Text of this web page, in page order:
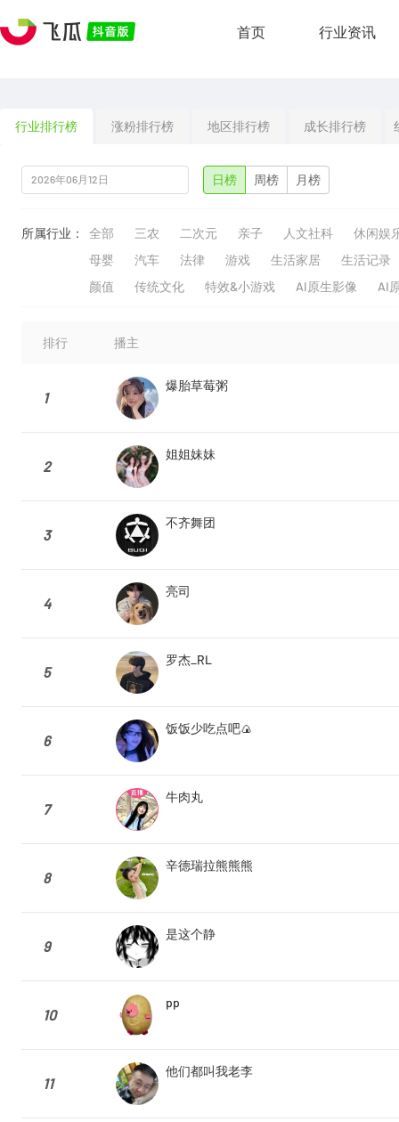
首页 行业资讯
行业排行榜 涨粉排行榜 地区排行榜 成长排行榜
日榜 周榜 月榜
所属行业： 全部 三农 二次元 亲子 人文社科
休闲娱
母婴
汽车 法律 游戏 生活家居
生活记录
颜值
传统文化 特效&小游戏 AI原生影像 AI
排行 播主
1
爆胎草莓粥
2
姐姐妹妹
3
不齐舞团
4
亮司
5
罗杰_RL
6
饭饭少吃点吧🍙
7
牛肉丸
8
辛德瑞拉熊熊熊
9
是这个静
10
pp
11
他们都叫我老李